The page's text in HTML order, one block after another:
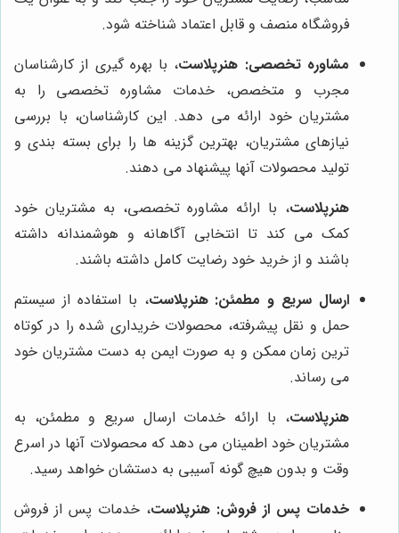
فروشگاه منصف و قابل اعتماد شناخته شود.
مشاوره تخصصی: هنرپلاست، با بهره گیری از کارشناسان
مجرب و متخصص، خدمات مشاوره تخصصی را به
مشتریان خود ارائه می دهد. این کارشناسان، با بررسی
نیازهای مشتریان، بهترین گزینه ها را برای بسته بندی و
تولید محصولات آنها پیشنهاد می دهند.
هنرپلاست، با ارائه مشاوره تخصصی، به مشتریان خود
کمک می کند تا انتخابی آگاهانه و هوشمندانه داشته
باشند و از خرید خود رضایت کامل داشته باشند.
ارسال سریع و مطمئن: هنرپلاست، با استفاده از سیستم
حمل و نقل پیشرفته، محصولات خریداری شده را در کوتاه
ترین زمان ممکن و به صورت ایمن به دست مشتریان خود
می رساند.
هنرپلاست، با ارائه خدمات ارسال سریع و مطمئن، به
مشتریان خود اطمینان می دهد که محصولات آنها در اسرع
وقت و بدون هیچ گونه آسیبی به دستشان خواهد رسید.
خدمات پس از فروش: هنرپلاست، خدمات پس از فروش